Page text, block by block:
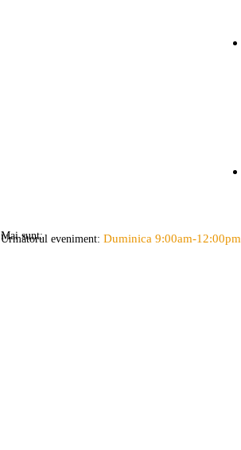
Următorul eveniment: Duminica 9:00am-12:00pm
Mai sunt: